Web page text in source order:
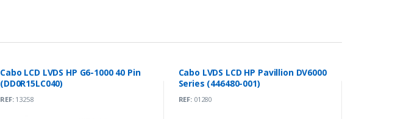
Cabo LCD LVDS HP G6-1000 40 Pin
(DD0R15LC040)
REF:13258
Cabo LVDS LCD HP Pavillion DV6000
Series (446480-001)
REF:01280